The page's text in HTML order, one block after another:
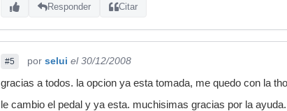
Responder Citar
#5 por selui el 30/12/2008
gracias a todos. la opcion ya esta tomada, me quedo con la
le cambio el pedal y ya esta. muchisimas gracias por la ayuda.